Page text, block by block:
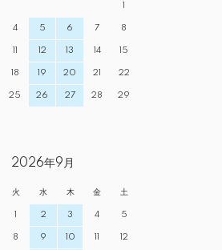
1
4 5 6 7 8
11 12 13 14 15
18 19 20 21 22
25 26 27 28 29
2026年9月
火 水 木 金 土
1 2 3 4 5
8 9 10 11 12